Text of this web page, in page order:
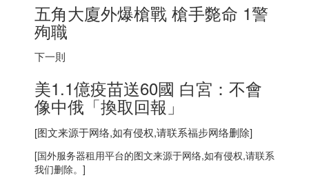
五角大廈外爆槍戰 槍手斃命 1警
殉職
下一則
美1.1億疫苗送60國 白宮：不會
像中俄「換取回報」
[图文来源于网络,如有侵权,请联系福步网络删除]
[国外服务器租用平台的图文来源于网络,如有侵权,请联系
我们删除。]